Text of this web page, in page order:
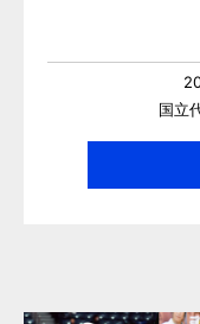
国立